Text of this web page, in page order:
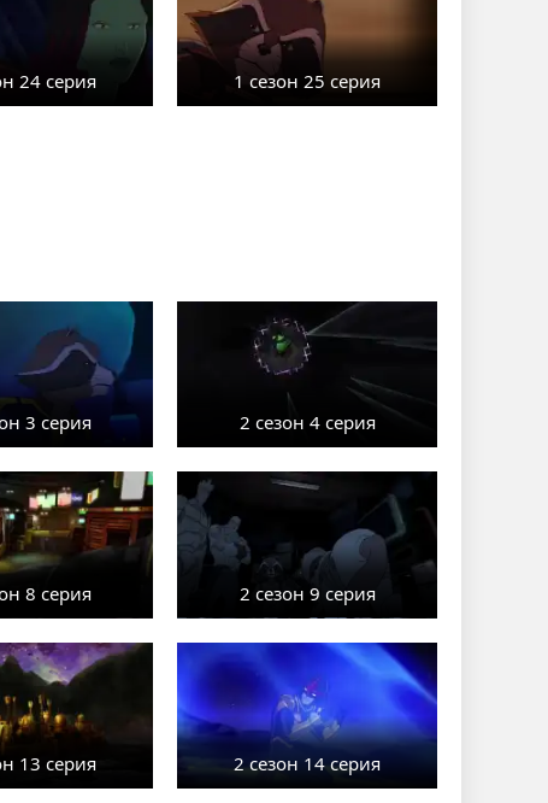
24 серия 1 сезон 25 серия
3 серия 2 сезон 4 серия
8 серия 2 сезон 9 серия
13 серия 2 сезон 14 серия